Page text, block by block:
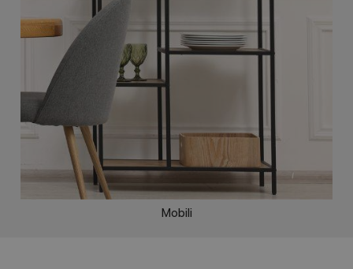
Mobili